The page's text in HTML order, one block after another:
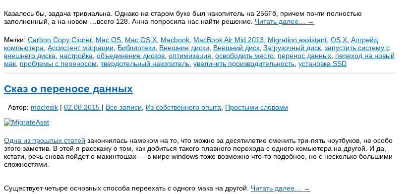
Казалось бы, задача тривиальна. Однако на старом буке был накопитель на 256Гб, причем почти полностью
заполненный, а на новом …всего 128. Анна попросила нас найти решение. Читать далее… →
Метки: Carbon Copy Cloner, Mac OS, Mac OS X, Macbook, MacBook Air Mid 2013, Migration assistant, OS X, Апгрейд
компьютера, Ассистент миграции, Библиотеки, Внешние диски, Внешний диск, Загрузочный диск, запустить систему с
внешнего диска, настройка, объединение дисков, оптимизация, освободить место, перенос данных, переход на новый
мак, проблемы с переносом, твердотельный накопитель, увеличить производительность, установка SSD
Сказ о переносе данных
Автор: maclesik | 02.08.2015 | Все записи Из собственного опыта Простыми словами
Одна из прошлых статей закончилась намеком на то, что можно за десятилетие сменить три-пять ноутбуков, не особо
этого заметив. В этой я расскажу о том, как добиться такого плавного перехода с одного комьютера на другой. И да,
кстати, речь снова пойдет о макинтошах — в мире windows тоже возможно что-то подобное, но с несколько большими
сложностями.
Существует четыре основных способа переехать с одного мака на другой. Читать далее… →